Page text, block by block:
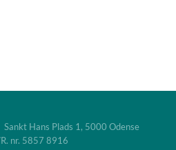
Hans Plads 1, 5000 Odense
nr. 5857 8916